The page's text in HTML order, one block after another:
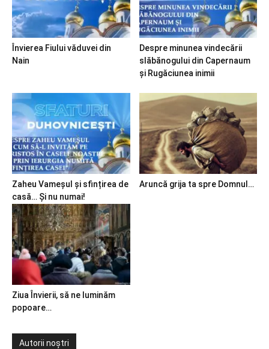
Învierea Fiului văduvei din
Nain
Despre minunea vindecării
slăbănogului din Capernaum
și Rugăciunea inimii
Zaheu Vameșul și sfințirea de
casă… Și nu numai!
Aruncă grija ta spre Domnul…
Ziua Învierii, să ne luminăm
popoare…
Autorii noștri